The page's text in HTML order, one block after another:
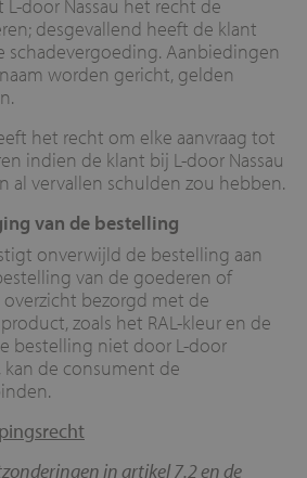
L-door Nassau het recht de
desgevallend heeft de klant
schadevergoeding. Aanbiedingen
worden gericht, gelden
het recht om elke aanvraag tot
indien de klant bij L-door Nassau
al vervallen schulden zou hebben.
van de bestelling
onverwijld de bestelling aan
van de goederen of
bezorgd met de
zoals het RAL-kleur en de
bestelling niet door L-door
kan de consument de
in artikel 7.2 en de